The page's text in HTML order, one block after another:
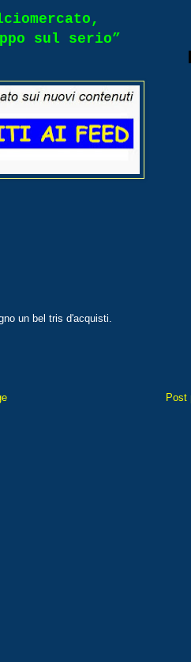
sul serio”
un bel tris d'acquisti.
Post